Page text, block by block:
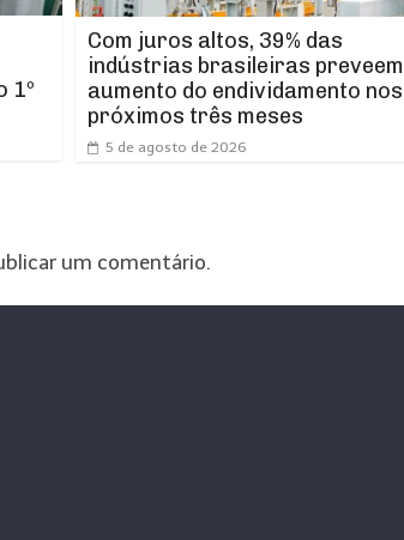
1º
Com juros altos, 39% das
indústrias brasileiras preveem
aumento do endividamento nos
próximos três meses
5 de agosto de 2026
um comentário.